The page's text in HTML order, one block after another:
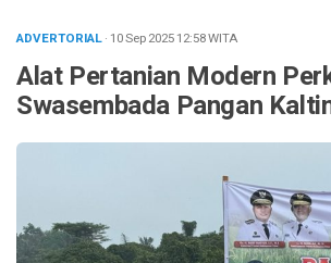
ADVERTORIAL· 10 Sep 202512:58WITA
Alat Pertanian Modern
Swasembada Pangan